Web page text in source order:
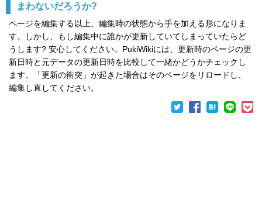
まわないだろうか?
ページを編集する以上、編集時の状態から手を加える形になりま
す。しかし、もし編集中に誰かが更新していてしまっていたらど
うします? 安心してください。PukiWikiには、更新時のページの更
新日時と元データの更新日時を比較して一緒かどうかチェックし
ます。「更新の衝突」が起きた場合はそのページをリロードし、
編集し直してください。